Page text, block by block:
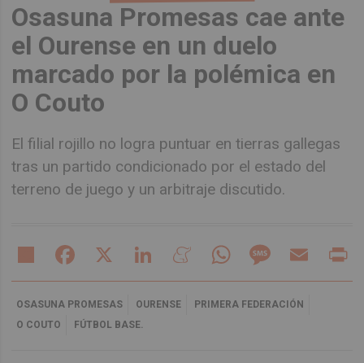
Osasuna Promesas cae ante
el Ourense en un duelo
marcado por la polémica en
O Couto
El filial rojillo no logra puntuar en tierras gallegas
tras un partido condicionado por el estado del
terreno de juego y un arbitraje discutido.
Share Facebook LinkedIn MeneameWhatsAppMessageEmail
OSASUNA PROMESAS OURENSE
PRIMERA FEDERACIÓN
O COUTO
FÚTBOL BASE.